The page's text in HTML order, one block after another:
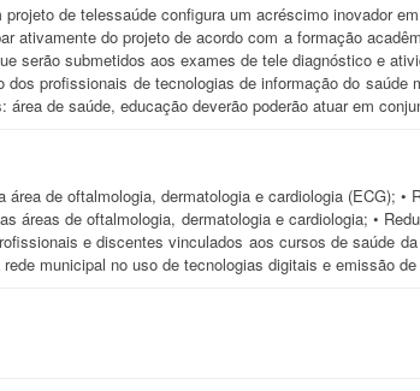
de telessaúde configura um acréscimo inovador
ativamente do projeto de acordo com a formação
serão submetidos aos exames de tele diagnóstico e
profissionais de tecnologias de informação do
de saúde, educação deverão poderão atuar em
de oftalmologia, dermatologia e cardiologia (ECG);
áreas de oftalmologia, dermatologia e cardiologia; •
e discentes vinculados aos cursos de saúde
municipal no uso de tecnologias digitais e emissão